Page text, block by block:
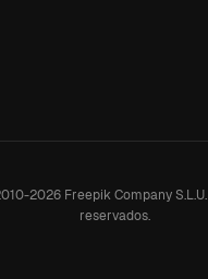
2026Freepik Company S.L.U.
reservados.